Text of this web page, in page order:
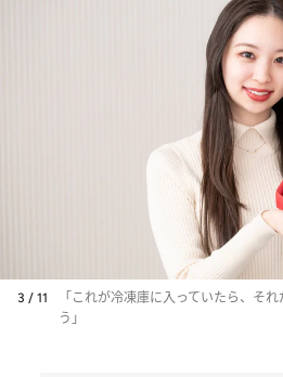
3 / 11
「これが冷凍庫に入っていたら、そ
う」